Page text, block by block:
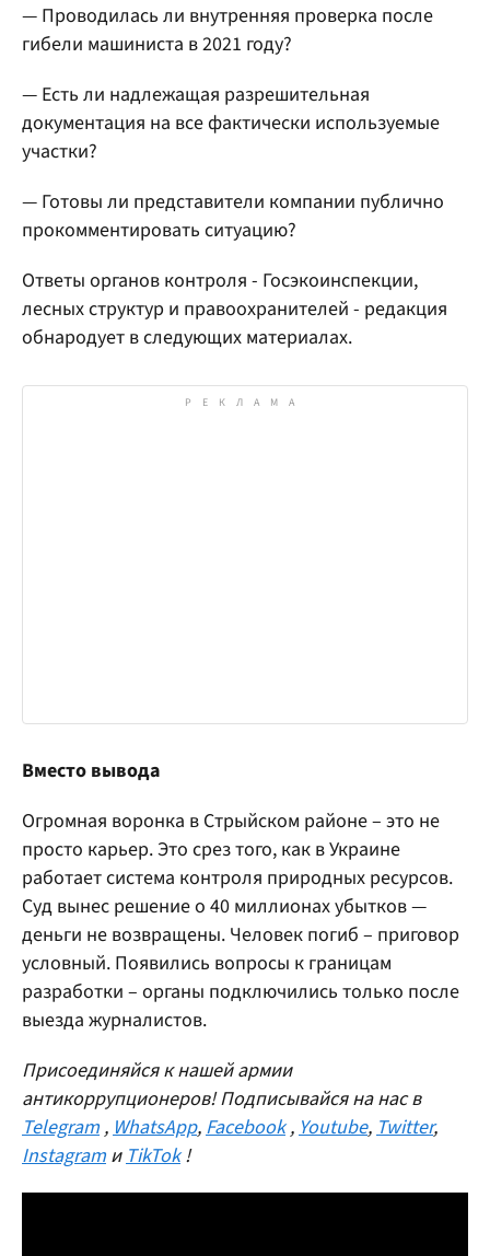
— Проводилась ли внутренняя проверка после
гибели машиниста в 2021 году?
— Есть ли надлежащая разрешительная
документация на все фактически используемые
участки?
— Готовы ли представители компании публично
прокомментировать ситуацию?
Ответы органов контроля - Госэкоинспекции,
лесных структур и правоохранителей - редакция
обнародует в следующих материалах.
Вместо вывода
Огромная воронка в Стрыйском районе – это не
просто карьер. Это срез того, как в Украине
работает система контроля природных ресурсов.
Суд вынес решение о 40 миллионах убытков —
деньги не возвращены. Человек погиб – приговор
условный. Появились вопросы к границам
разработки – органы подключились только после
выезда журналистов.
Присоединяйся к нашей армии
антикоррупционеров! Подписывайся на нас в
Telegram , WhatsApp, Facebook , Youtube, Twitter,
Instagram и TikTok!